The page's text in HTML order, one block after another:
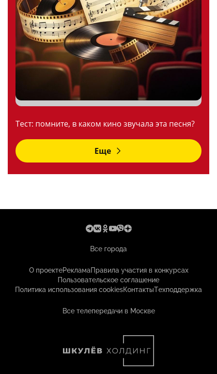
Тест: помните, в каком кино звучала эта песня?
Еще
Все города
О проектеРекламаПравила участия в конкурсах
Пользовательское соглашение
Политика использования cookiesКонтактыТехподдержка
Все телепередачи в Москве